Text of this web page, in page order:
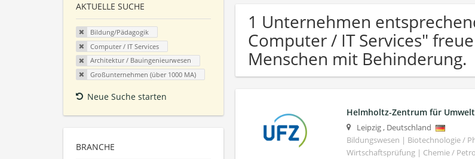
AKTUELLE SUCHE
Bildung/Pädagogik
Computer / IT Services
Architektur / Bauingenieurwesen
Großunternehmen (über 1000 MA)
Neue Suche starten
BRANCHE
1 Unternehmen
Computer / IT Services"
Menschen mit Behinderung.
Helmholtz-Zentrum für
Leipzig, Deutschland
Bildungswesen | Biotechnologie /
Wirtschaftsprüfung | Chemie /